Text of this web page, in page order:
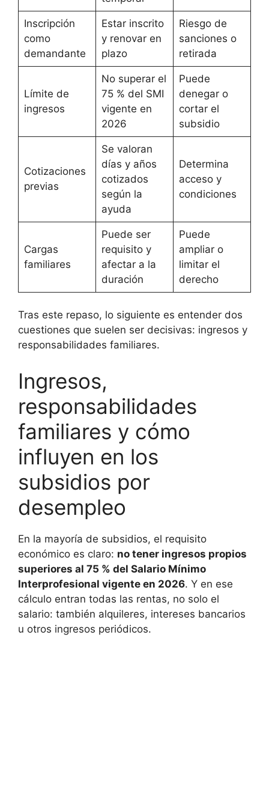
Inscripción
como
demandante
Estar inscrito
y renovar en
plazo
Riesgo de
sanciones o
retirada
Límite de
ingresos
No superar el
75 % del SMI
vigente en
2026
Puede
denegar o
cortar el
subsidio
Cotizaciones
previas
Se valoran
días y años
cotizados
según la
ayuda
Determina
acceso y
condiciones
Cargas
familiares
Puede ser
requisito y
afectar a la
duración
Puede
ampliar o
limitar el
derecho
Tras este repaso, lo siguiente es entender dos
cuestiones que suelen ser decisivas: ingresos y
responsabilidades familiares.
Ingresos,
responsabilidades
familiares y cómo
influyen en los
subsidios por
desempleo
En la mayoría de subsidios, el requisito
económico es claro: no tener ingresos propios
superiores al 75 % del Salario Mínimo
Interprofesional vigente en 2026. Y en ese
cálculo entran todas las rentas, no solo el
salario: también alquileres, intereses bancarios
u otros ingresos periódicos.